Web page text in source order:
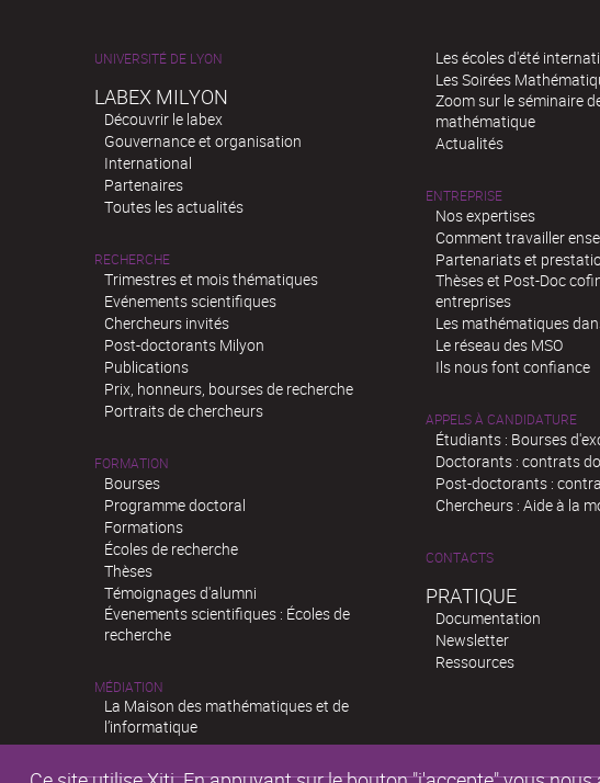
UNIVERSITÉ DE LYON
LABEX MILYON
Découvrir le labex
Gouvernance et organisation
International
Partenaires
Toutes les actualités
RECHERCHE
Trimestres et mois thématiques
Evénements scientifiques
Chercheurs invités
Post-doctorants Milyon
Publications
Prix, honneurs, bourses de recherche
Portraits de chercheurs
FORMATION
Bourses
Programme doctoral
Formations
Écoles de recherche
Thèses
Témoignages d'alumni
Évenements scientifiques : Écoles de
recherche
MÉDIATION
La Maison des mathématiques et de
l’informatique
Les écoles d'été
Les Soirées
Zoom sur le séminaire
mathématique
Actualités
ENTREPRISE
Nos expertises
Comment travailler
Partenariats et
Thèses et Post-Doc
entreprises
Les mathématiques
Le réseau des MSO
Ils nous font confiance
APPELS À CANDIDATURE
Étudiants : Bourses
Doctorants : contrats
Post-doctorants :
Chercheurs : Aide à la
CONTACTS
PRATIQUE
Documentation
Newsletter
Ressources